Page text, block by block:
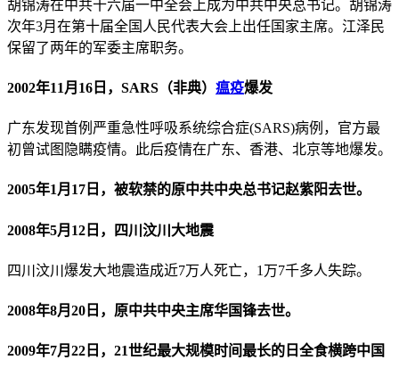
胡锦涛在中共十六届一中全会上成为中共中央总书记。胡锦涛
次年3月在第十届全国人民代表大会上出任国家主席。江泽民
保留了两年的军委主席职务。
2002年11月16日，SARS（非典） 瘟疫爆发
广东发现首例严重急性呼吸系统综合症(SARS)病例，官方最
初曾试图隐瞒疫情。此后疫情在广东、香港、北京等地爆发。
2005年1月17日，被软禁的原中共中央总书记赵紫阳去世。
2008年5月12日，四川汶川大地震
四川汶川爆发大地震造成近7万人死亡，1万7千多人失踪。
2008年8月20日，原中共中央主席华国锋去世。
2009年7月22日，21世纪最大规模时间最长的日全食横跨中国